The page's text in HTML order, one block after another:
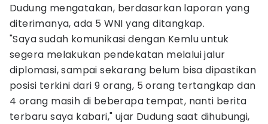
Dudung mengatakan, berdasarkan laporan yang
diterimanya, ada 5 WNI yang ditangkap.
"Saya sudah komunikasi dengan Kemlu untuk
segera melakukan pendekatan melalui jalur
diplomasi, sampai sekarang belum bisa dipastikan
posisi terkini dari 9 orang, 5 orang tertangkap dan
4 orang masih di beberapa tempat, nanti berita
terbaru saya kabari," ujar Dudung saat dihubungi,